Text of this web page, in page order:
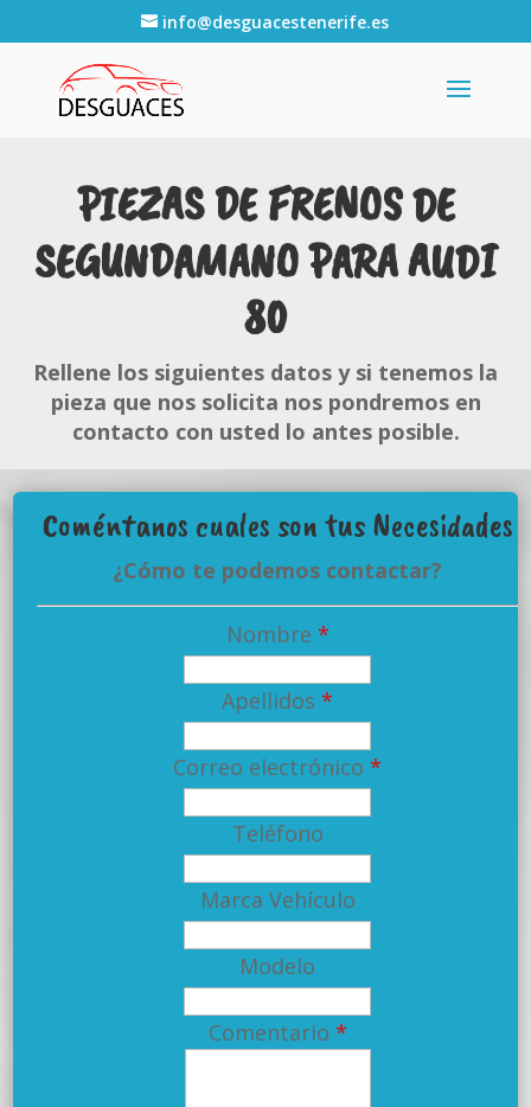
info@desguacestenerife.es
PIEZAS DE FRENOS DE
SEGUNDAMANO PARA AUDI
80
Rellene los siguientes datos y si tenemos la
pieza que nos solicita nos pondremos en
contacto con usted lo antes posible.
Coméntanos cuales son tus Necesidades
¿Cómo te podemos contactar?
Nombre *
Apellidos *
Correo electrónico *
Teléfono
Marca Vehículo
Modelo
Comentario *